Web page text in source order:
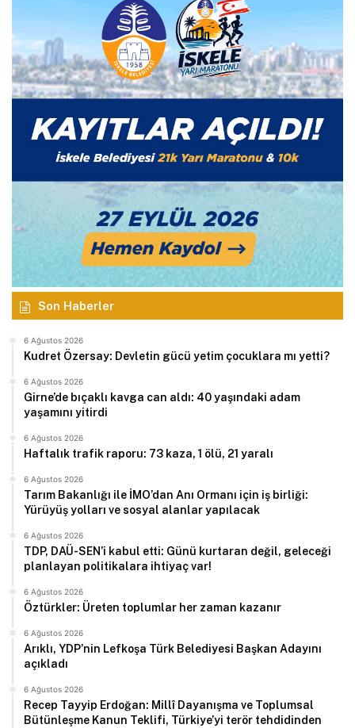
Son Haberler
6 Ağustos 2026
Kudret Özersay: Devletin gücü yetim çocuklara mı yetti?
6 Ağustos 2026
Girne’de bıçaklı kavga can aldı: 40 yaşındaki adam
yaşamını yitirdi
6 Ağustos 2026
Haftalık trafik raporu: 73 kaza, 1 ölü, 21 yaralı
6 Ağustos 2026
Tarım Bakanlığı ile İMO’dan Anı Ormanı için iş birliği:
Yürüyüş yolları ve sosyal alanlar yapılacak
6 Ağustos 2026
TDP, DAÜ-SEN’i kabul etti: Günü kurtaran değil, geleceği
planlayan politikalara ihtiyaç var!
6 Ağustos 2026
Öztürkler: Üreten toplumlar her zaman kazanır
6 Ağustos 2026
Arıklı, YDP’nin Lefkoşa Türk Belediyesi Başkan Adayını
açıkladı
6 Ağustos 2026
Recep Tayyip Erdoğan: Millî Dayanışma ve Toplumsal
Bütünleşme Kanun Teklifi, Türkiye’yi terör tehdidinden